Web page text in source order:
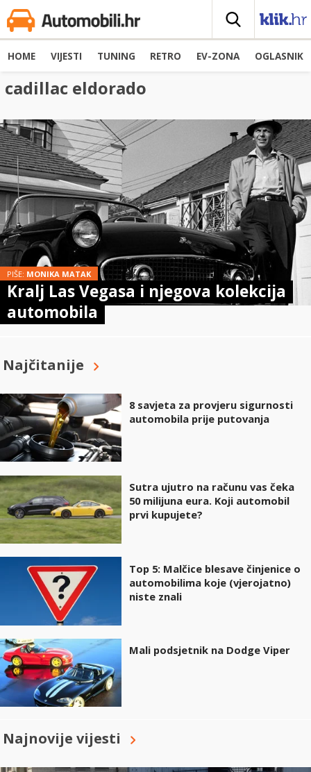
HOME VIJESTI TUNING RETRO EV-ZONA OGLASNIK
cadillac eldorado
PIŠE: MONIKA MATAK
Kralj Las Vegasa i njegova kolekcija
automobila
Najčitanije
8 savjeta za provjeru sigurnosti
automobila prije putovanja
Sutra ujutro na računu vas čeka
50 milijuna eura. Koji automobil
prvi kupujete?
Top 5: Malčice blesave činjenice o
automobilima koje (vjerojatno)
niste znali
Mali podsjetnik na Dodge Viper
Najnovije vijesti